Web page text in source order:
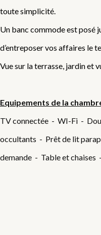
toute simplicité.
Un banc commode est posé
d’entreposer vos affaires le
Vue sur la terrasse, jardin et
Equipements de la
TV connectée - WI-Fi -
occultants - Prêt de lit
demande - Table et chaises